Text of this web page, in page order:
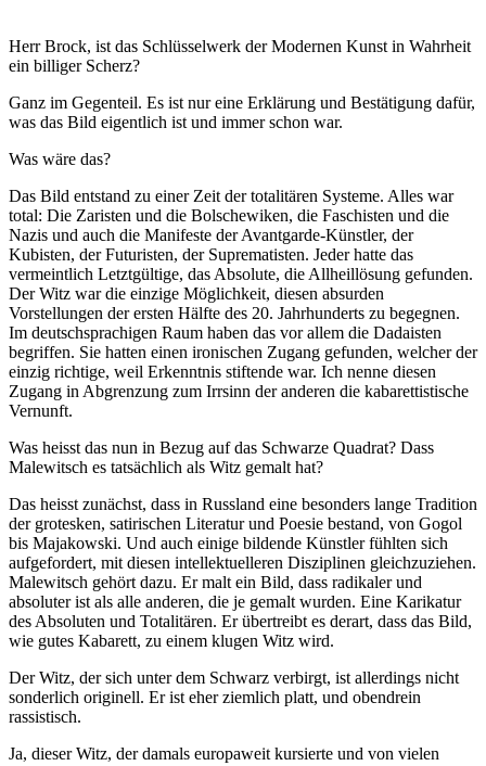
Herr Brock, ist das Schlüsselwerk der Modernen Kunst in Wahrheit
ein billiger Scherz?
Ganz im Gegenteil. Es ist nur eine Erklärung und Bestätigung dafür,
was das Bild eigentlich ist und immer schon war.
Was wäre das?
Das Bild entstand zu einer Zeit der totalitären Systeme. Alles war
total: Die Zaristen und die Bolschewiken, die Faschisten und die
Nazis und auch die Manifeste der Avantgarde-Künstler, der
Kubisten, der Futuristen, der Suprematisten. Jeder hatte das
vermeintlich Letztgültige, das Absolute, die Allheillösung gefunden.
Der Witz war die einzige Möglichkeit, diesen absurden
Vorstellungen der ersten Hälfte des 20. Jahrhunderts zu begegnen.
Im deutschsprachigen Raum haben das vor allem die Dadaisten
begriffen. Sie hatten einen ironischen Zugang gefunden, welcher der
einzig richtige, weil Erkenntnis stiftende war. Ich nenne diesen
Zugang in Abgrenzung zum Irrsinn der anderen die kabarettistische
Vernunft.
Was heisst das nun in Bezug auf das Schwarze Quadrat? Dass
Malewitsch es tatsächlich als Witz gemalt hat?
Das heisst zunächst, dass in Russland eine besonders lange Tradition
der grotesken, satirischen Literatur und Poesie bestand, von Gogol
bis Majakowski. Und auch einige bildende Künstler fühlten sich
aufgefordert, mit diesen intellektuelleren Disziplinen gleichzuziehen.
Malewitsch gehört dazu. Er malt ein Bild, dass radikaler und
absoluter ist als alle anderen, die je gemalt wurden. Eine Karikatur
des Absoluten und Totalitären. Er übertreibt es derart, dass das Bild,
wie gutes Kabarett, zu einem klugen Witz wird.
Der Witz, der sich unter dem Schwarz verbirgt, ist allerdings nicht
sonderlich originell. Er ist eher ziemlich platt, und obendrein
rassistisch.
Ja, dieser Witz, der damals europaweit kursierte und von vielen